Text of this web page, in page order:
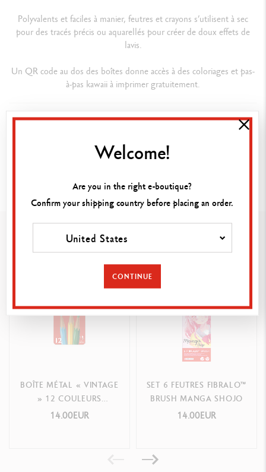
Polyvalents et faciles à manier, feutres et crayons s’utilisent à sec
pour des tracés précis ou aquarellés pour créer de doux effets de
lavis.
Un QR code au dos des boîtes donne accès à des coloriages et pas-
à-pas kawaii à imprimer gratuitement.
Détails techniques
12 crayons de couleurs Swisscolor aquarellables thèmatique Kawaii :
Mine tendre et aquarellable de 2.8 mm
Couleurs lumineuses et intenses
Vernis écologique à base d’eau de la couleur de la mine
PACKAGING
Dimensions : 197 x 90 x 10 mm
Poids : 70 g (11 g sans produits)
Swiss Made, CE, FSC™
BOÎTE MÉTAL « VINTAGE
» 12 COULEURS
AQUARELLABLES
14.00EUR
SET 6 FEUTRES FIBRALO™
BRUSH MANGA SHOJO
14.00EUR
Welcome!
Are you in the right e-boutique?
Confirm your shipping country before placing an order.
United States
CONTINUE